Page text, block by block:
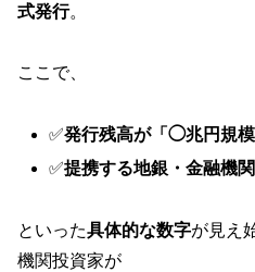
式発行。
ここで、
✅発行残高が「◯兆円規
✅提携する地銀・金融機
といった具体的な数字が見え
機関投資家が